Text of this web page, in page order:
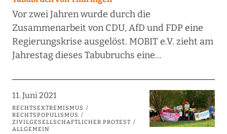
Vor zwei Jahren wurde durch die
Zusammenarbeit von CDU, AfD und FDP eine
Regierungskrise ausgelöst. MOBIT e.V. zieht am
Jahrestag dieses Tabubruchs eine…
11. Juni 2021
RECHTSEXTREMISMUS
RECHTSPOPULISMUS
ZIVILGESELLSCHAFTLICHER PROTEST
ALLGEMEIN